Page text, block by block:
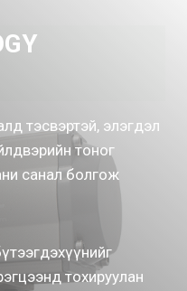
тэсвэртэй, элэгдэл
тоног
санал болгож
тохируулан